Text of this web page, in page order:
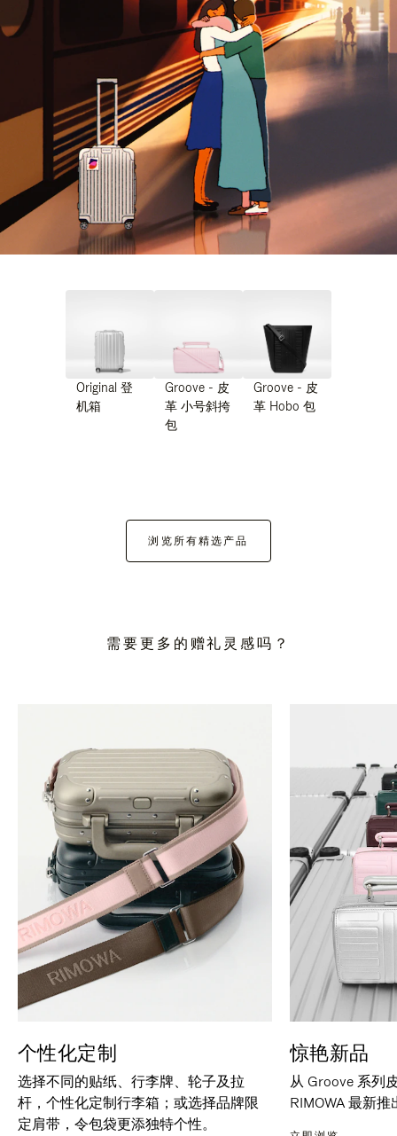
Original 登
机箱
Groove - 皮
革 小号斜挎
包
Groove - 皮
革 Hobo 包
浏览所有精选产品
需要更多的赠礼灵感吗？
个性化定制
选择不同的贴纸、行李牌、轮子及拉
杆，个性化定制行李箱；或选择品牌限
定肩带，令包袋更添独特个性。
惊艳新品
从 Groove 系列
RIMOWA 最新